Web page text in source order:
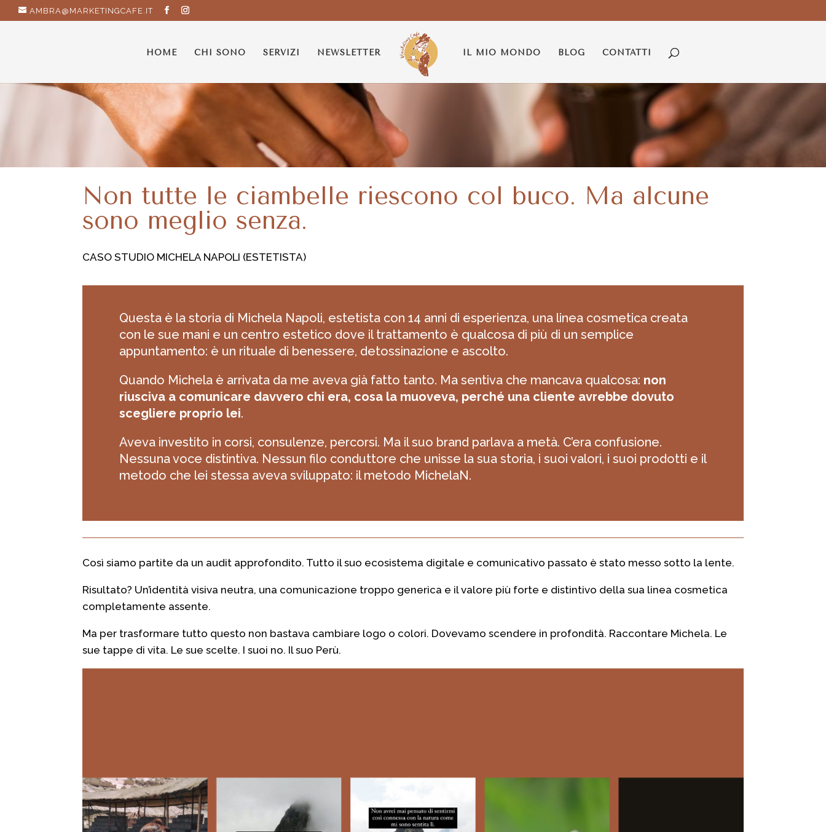
AMBRA@MARKETINGCAFE.IT
HOME CHI SONO SERVIZI NEWSLETTER IL MIO MONDO BLOG CONTATTI
Non tutte le ciambelle riescono col buco. Ma alcune
sono meglio senza.
CASO STUDIO MICHELA NAPOLI (ESTETISTA)
Questa è la storia di Michela Napoli, estetista con 14 anni di esperienza, una linea cosmetica creata
con le sue mani e un centro estetico dove il trattamento è qualcosa di più di un semplice
appuntamento: è un rituale di benessere, detossinazione e ascolto.
Quando Michela è arrivata da me aveva già fatto tanto. Ma sentiva che mancava qualcosa: non
riusciva a comunicare davvero chi era, cosa la muoveva, perché una cliente avrebbe dovuto
scegliere proprio lei.
Aveva investito in corsi, consulenze, percorsi. Ma il suo brand parlava a metà. C’era confusione.
Nessuna voce distintiva. Nessun filo conduttore che unisse la sua storia, i suoi valori, i suoi prodotti e il
metodo che lei stessa aveva sviluppato: il metodo MichelaN.
Così siamo partite da un audit approfondito. Tutto il suo ecosistema digitale e comunicativo passato è stato messo sotto la lente.
Risultato? Un’identità visiva neutra, una comunicazione troppo generica e il valore più forte e distintivo della sua linea cosmetica
completamente assente.
Ma per trasformare tutto questo non bastava cambiare logo o colori. Dovevamo scendere in profondità. Raccontare Michela. Le
sue tappe di vita. Le sue scelte. I suoi no. Il suo Perù.